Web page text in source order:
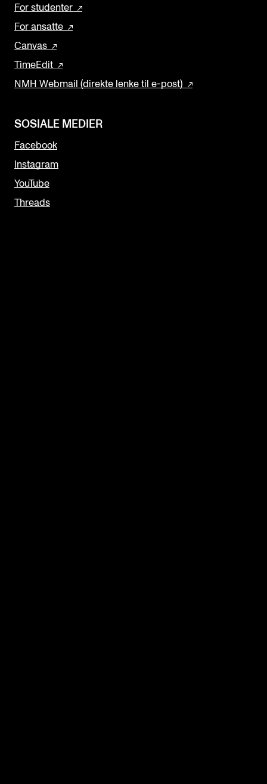
For studenter
For ansatte
Canvas
TimeEdit
NMH Webmail (direkte lenke til e-post)
SOSIALE MEDIER
Facebook
Instagram
YouTube
Threads